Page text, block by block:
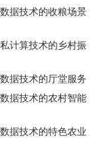
据技术的收粮场景
计算技术的乡村振
据技术的厅堂服务
据技术的农村智能
据技术的特色农业